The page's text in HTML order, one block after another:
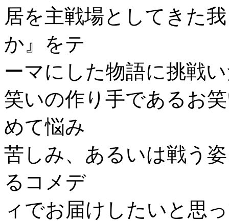
居を主戦場としてきた
か』をテ
ーマにした物語に挑戦
笑いの作り手であるお
めて悩み
苦しみ、あるいは戦う
るコメデ
ィでお届けしたいと思